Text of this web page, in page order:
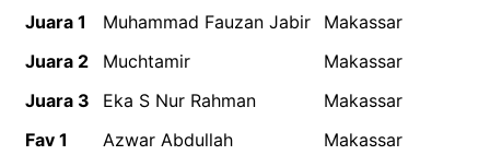
Juara 1 Muhammad Fauzan Jabir
Makassar
Juara 2
Muchtamir
Makassar
Juara 3
Eka S Nur Rahman
Makassar
Fav 1
Azwar Abdullah
Makassar